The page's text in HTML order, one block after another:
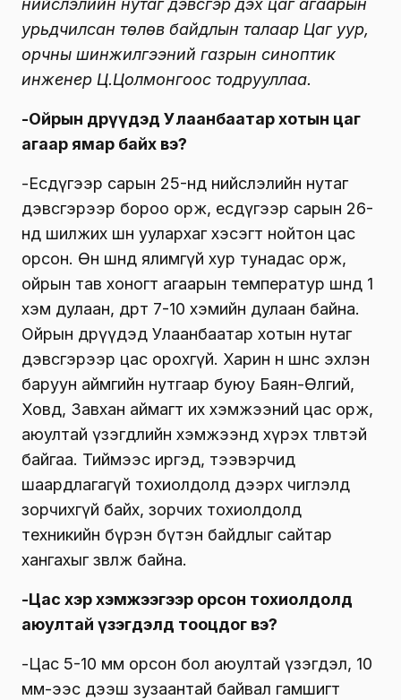
нийслэлийн нутаг дэвсгэр дэх цаг агаарын
урьдчилсан төлөв байдлын талаар Цаг уур,
орчны шинжилгээний газрын синоптик
инженер Ц.Цолмонгоос тодрууллаа.
-Ойрын өдрүүдэд Улаанбаатар хотын цаг
агаар ямар байх вэ?
-Есдүгээр сарын 25-нд нийслэлийн нутаг
дэвсгэрээр бороо орж, есдүгээр сарын 26-
нд шилжих шөнө уулархаг хэсэгт нойтон цас
орсон. Өнөө шөнөдөө ялимгүй хур тунадас орж,
ойрын тав хоногт агаарын температур шөнөдөө 1
хэм дулаан, өдөртөө 7-10 хэмийн дулаан байна.
Ойрын өдрүүдэд Улаанбаатар хотын нутаг
дэвсгэрээр цас орохгүй. Харин өнөө шөнөөс эхлэн
баруун аймгийн нутгаар буюу Баян-Өлгий,
Ховд, Завхан аймагт их хэмжээний цас орж,
аюултай үзэгдлийн хэмжээнд хүрэх төлөвтэй
байгаа. Тиймээс иргэд, тээвэрчид
шаардлагагүй тохиолдолд дээрх чиглэлд
зорчихгүй байх, зорчих тохиолдолд
техникийн бүрэн бүтэн байдлыг сайтар
хангахыг зөвлөж байна.
-Цас хэр хэмжээгээр орсон тохиолдолд
аюултай үзэгдэлд тооцдог вэ?
-Цас 5-10 мм орсон бол аюултай үзэгдэл, 10
мм-ээс дээш зузаантай байвал гамшигт